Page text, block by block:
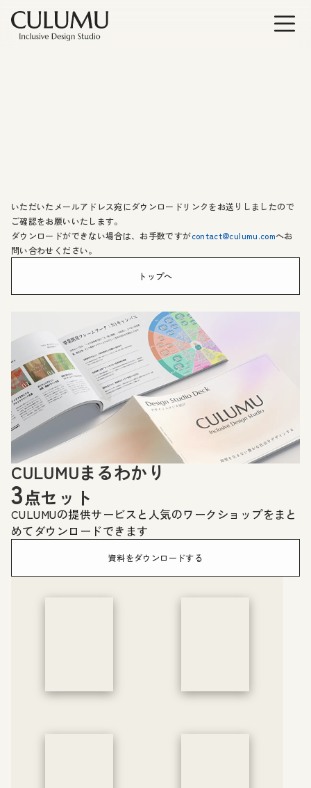
いただいたメールアドレス宛にダウンロードリンクをお送りしましたので
ご確認をお願いいたします。
ダウンロードができない場合は、お手数ですがcontact@culumu.comへお
問い合わせください。
トップへ
CULUMUまるわかり
3点セット
CULUMUの提供サービスと人気のワークショップをまと
めてダウンロードできます
資料をダウンロードする